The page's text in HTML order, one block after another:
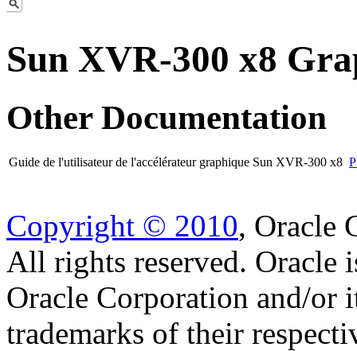
Sun XVR-300 x8
Other Documentation
Guide de l'utilisateur de l'accélérateur graphique Sun XVR-300 x8
Copyright © 2010, Oracle
All rights reserved. Oracle
Oracle Corporation and/or
trademarks of their